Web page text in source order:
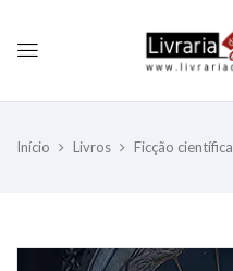
Início Livros Ficção científica